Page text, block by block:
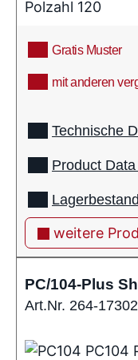
Polzahl 120
Gratis Muster
mit anderen
Technische
Product
weitere
PC/104-Plus
Art.Nr. 264-17302